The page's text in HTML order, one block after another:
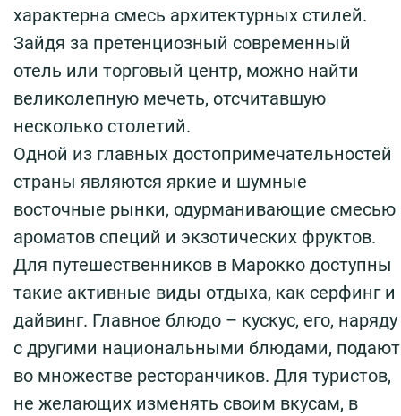
характерна смесь архитектурных стилей.
Зайдя за претенциозный современный
отель или торговый центр, можно найти
великолепную мечеть, отсчитавшую
несколько столетий.
Одной из главных достопримечательностей
страны являются яркие и шумные
восточные рынки, одурманивающие смесью
ароматов специй и экзотических фруктов.
Для путешественников в Марокко доступны
такие активные виды отдыха, как серфинг и
дайвинг. Главное блюдо – кускус, его, наряду
с другими национальными блюдами, подают
во множестве ресторанчиков. Для туристов,
не желающих изменять своим вкусам, в